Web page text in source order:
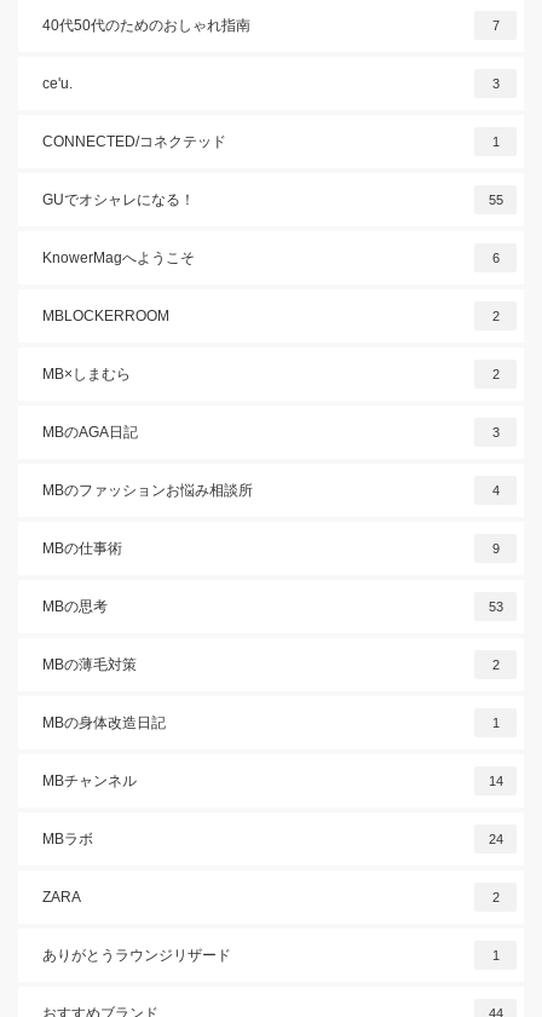
40代50代のためのおしゃれ指南 7
ce'u. 3
CONNECTED/コネクテッド 1
GUでオシャレになる！ 55
KnowerMagへようこそ 6
MBLOCKERROOM 2
MB×しまむら 2
MBのAGA日記 3
MBのファッションお悩み相談所 4
MBの仕事術 9
MBの思考 53
MBの薄毛対策 2
MBの身体改造日記 1
MBチャンネル 14
MBラボ 24
ZARA 2
ありがとうラウンジリザード 1
おすすめブランド 44